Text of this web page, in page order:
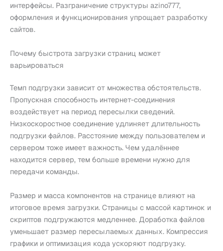
интерфейсы. Разграничение структуры azino777,
оформления и функционирования упрощает разработку
сайтов.
Почему быстрота загрузки страниц может
варьироваться
Темп подгрузки зависит от множества обстоятельств.
Пропускная способность интернет-соединения
воздействует на период пересылки сведений.
Низкоскоростное соединение удлиняет длительность
подгрузки файлов. Расстояние между пользователем и
сервером тоже имеет важность. Чем удалённее
находится сервер, тем больше времени нужно для
передачи команды.
Размер и масса компонентов на странице влияют на
итоговое время загрузки. Страницы с массой картинок и
скриптов подгружаются медленнее. Доработка файлов
уменьшает размер пересылаемых данных. Компрессия
графики и оптимизация кода ускоряют подгрузку.